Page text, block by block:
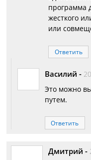
программа
жесткого
или
Ответить
Василий -
Это можно
путем.
Ответить
Дмитрий -